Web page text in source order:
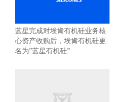
蓝星完成对埃肯有机硅业务核
心资产收购后，埃肯有机硅更
名为”蓝星有机硅”